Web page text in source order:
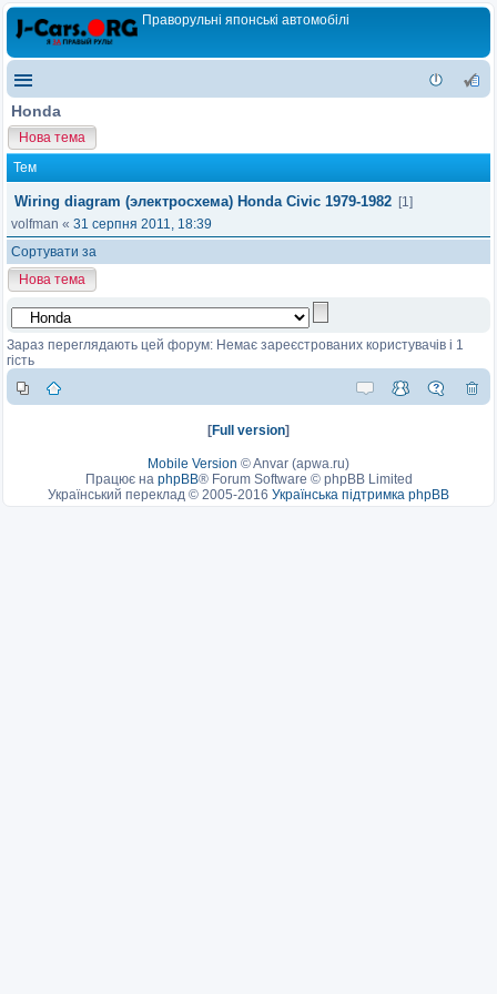
Праворульні японські автомобілі
Honda
Нова тема
Тем
Wiring diagram (электросхема) Honda Civic 1979-1982 [1]
volfman « 31 серпня 2011, 18:39
Сортувати за
Нова тема
Зараз переглядають цей форум: Немає зареєстрованих користувачів і 1
гість
[Full version]
Mobile Version ©Anvar (apwa.ru)
Працює на phpBB® Forum Software © phpBB Limited
Український переклад © 2005-2016 Українська підтримка phpBB